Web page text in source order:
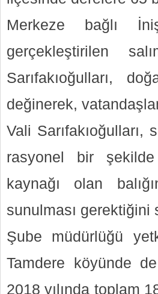
Merkeze bağlı
gerçekleştirilen
Sarıfakıoğulları,
değinerek,
Vali
rasyonel bir
kaynağı olan
sunulması gerektiğini
Şube müdürlüğü
Tamdere köyünde de
2018 yılında toplam